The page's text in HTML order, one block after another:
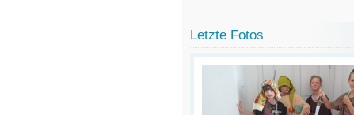
Letzte Fotos